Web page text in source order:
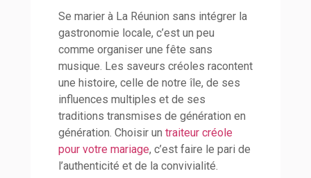
Se marier à La Réunion sans intégrer la
gastronomie locale, c’est un peu
comme organiser une fête sans
musique. Les saveurs créoles racontent
une histoire, celle de notre île, de ses
influences multiples et de ses
traditions transmises de génération en
génération. Choisir un traiteur créole
pour votre mariage, c’est faire le pari de
l’authenticité et de la convivialité.